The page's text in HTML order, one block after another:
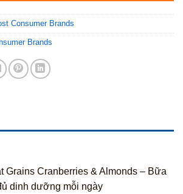
Consumer Brands
Brands
Grains Cranberries & Almonds – Bữa
dinh dưỡng mỗi ngày